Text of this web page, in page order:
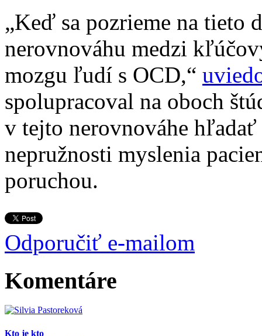
„Keď sa pozrieme na tieto
nerovnováhu medzi
mozgu ľudí s OCD,“
spolupracoval na oboch
v tejto nerovnováhe
nepružnosti myslenia
poruchou.
Odporučiť e-mailom
Komentáre
Kto je kto